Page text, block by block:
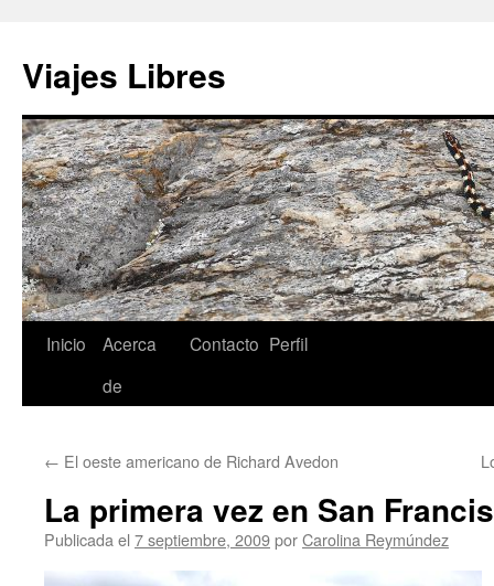
contenido
Viajes Libres
Inicio
Acerca
de
Contacto Perfil
← El oeste americano de Richard Avedon
La primera vez en San
Publicada el 7 septiembre, 2009porCarolina Reymúndez